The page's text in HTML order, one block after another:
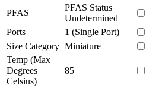
PFAS
PFAS Status
Undetermined
Ports
1 (Single Port)
Size Category Miniature
Temp (Max
Degrees
Celsius)
85